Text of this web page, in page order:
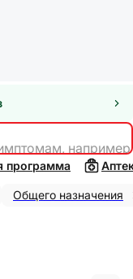
программа
Общего назначения